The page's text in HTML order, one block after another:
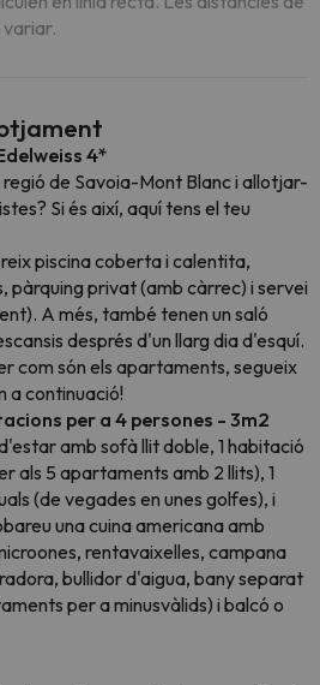
4*
de Savoia-Mont Blanc i allotjar-
Si és així, aquí tens el teu
piscina coberta i calentita,
pàrquing privat (amb càrrec) i servei
A més, també tenen un saló
després d'un llarg dia d'esquí.
com són els apartaments, segueix
a continuació!
per a 4 persones - 3m2
amb sofà llit doble, 1 habitació
als 5 apartaments amb 2 llits), 1
(de vegades en unes golfes), i
una cuina americana amb
rentavaixelles, campana
bullidor d'aigua, bany separat
per a minusvàlids) i balcó o